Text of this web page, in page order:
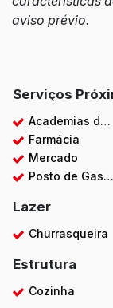
aviso prévio.
Serviços
Academias de ginástica
Farmácia
Mercado
Posto de Gasolina
Lazer
Churrasqueira
Estrutura
Cozinha